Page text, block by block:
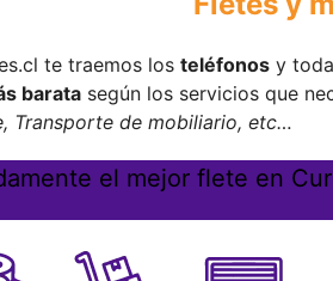
te traemos los teléfonos y
barata según los servicios que
Transporte de mobiliario, etc…
el mejor flete en